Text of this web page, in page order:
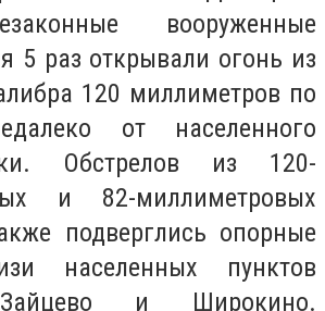
вооруженные
5 раз открывали огонь из
120 миллиметров по
от населенного
Обстрелов из 120-
и 82-миллиметровых
подверглись опорные
населенных пунктов
и Широкино.